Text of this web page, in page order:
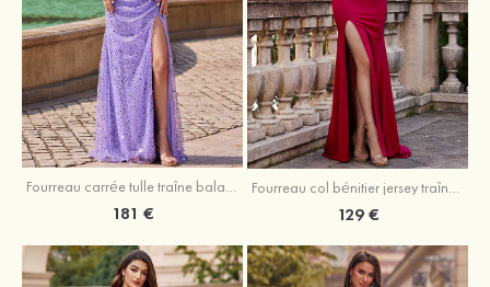
Fourreau carrée tulle traîne balayage robe de bal
181 €
Fourreau col bénitier jersey traîne balayage robe de bal
129 €